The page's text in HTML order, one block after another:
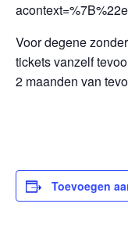
Voor degene
tickets vanzelf
2 maanden van
Toevoegen